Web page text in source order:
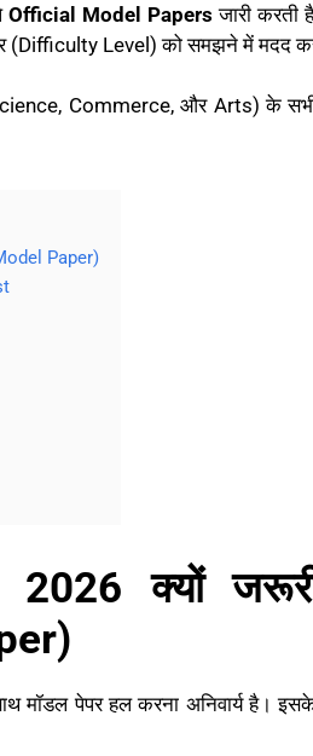
Official Model Papers जारी करती
स्तर (Difficulty Level) को समझने में मदद
Commerce, और Arts) के सभी
Paper)
2026 क्यों
मॉडल पेपर हल करना अनिवार्य है।